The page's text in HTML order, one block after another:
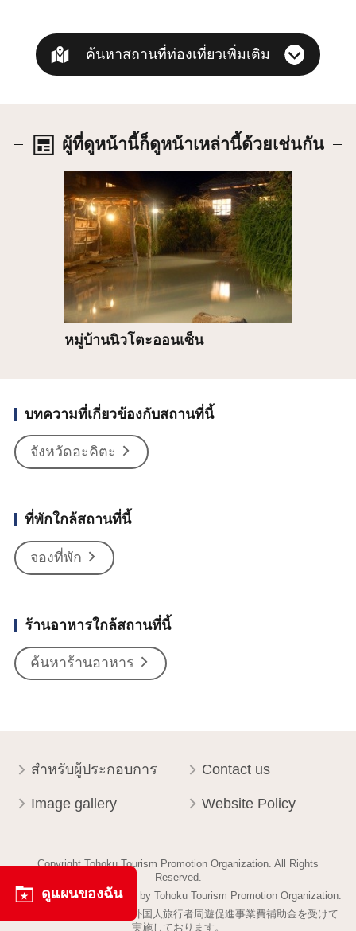
ค้นหาสถานที่ท่องเที่ยวเพิ่มเติม
ผู้ที่ดูหน้านี้ก็ดูหน้าเหล่านี้ด้วยเช่นกัน
หมู่บ้านนิวโตะออนเซ็น
รายละเอียด
บทความที่เกี่ยวข้องกับสถานที่นี้
จังหวัดอะคิตะ
ที่พักใกล้สถานที่นี้
จองที่พัก
ร้านอาหารใกล้สถานที่นี้
ค้นหาร้านอาหาร
สำหรับผู้ประกอบการ Contact us
Image gallery Website Policy
Copyright Tohoku Tourism Promotion Organization. All Rights
Reserved.
This website is maintained by Tohoku Tourism Promotion Organization.
当事業は平成30年度訪日外国人旅行者周遊促進事業費補助金を受けて
実施しております。
ดูแผนของฉัน